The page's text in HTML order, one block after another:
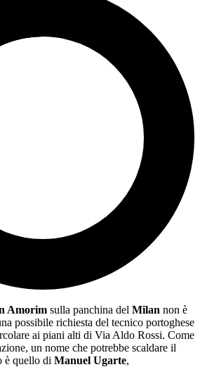
Amorim sulla panchina del Milan non è
possibile richiesta del tecnico portoghese
ai piani alti di Via Aldo Rossi. Come
un nome che potrebbe scaldare il
è quello di Manuel Ugarte,